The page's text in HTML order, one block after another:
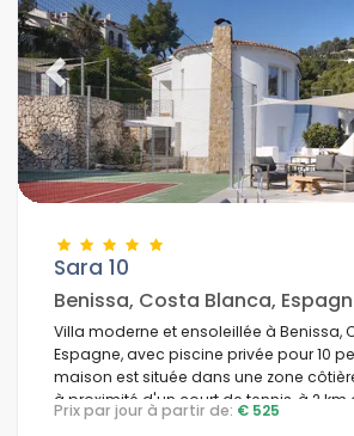
Previous
Sara 10
Benissa, Costa Blanca,
Villa moderne et ensoleillée à Benissa,
Espagne, avec piscine privée pour 10
maison est située dans une zone
à proximité d'un court de tennis, à 2
Cala Abogat et à 5 km de Moraira.
Prix par jour à partir de: € 525